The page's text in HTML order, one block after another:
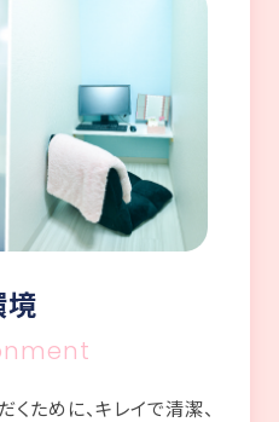
境
ために、キレイで清潔、